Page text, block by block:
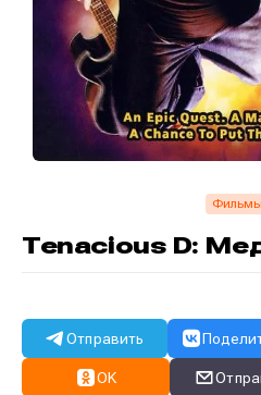
Фильмы
Tenacious D:
Отправить
OK